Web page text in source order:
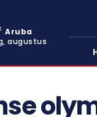
Aruba
augustus